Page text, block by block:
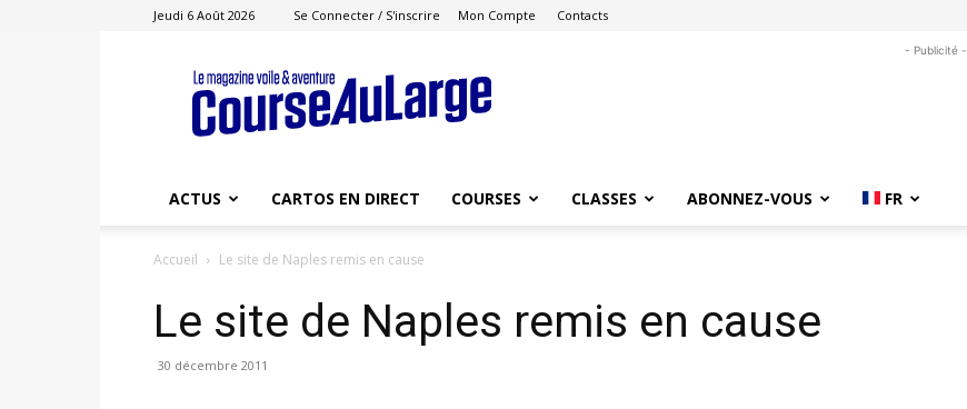
Jeudi 6 Août 2026 Se Connecter / S'inscrire Mon Compte Contacts
Course
au
Large
- Publicité -
ACTUS CARTOS EN DIRECT COURSES CLASSES ABONNEZ-VOUS FR
Accueil Le site de Naples remis en cause
Le site de Naples remis en cause
30 décembre 2011